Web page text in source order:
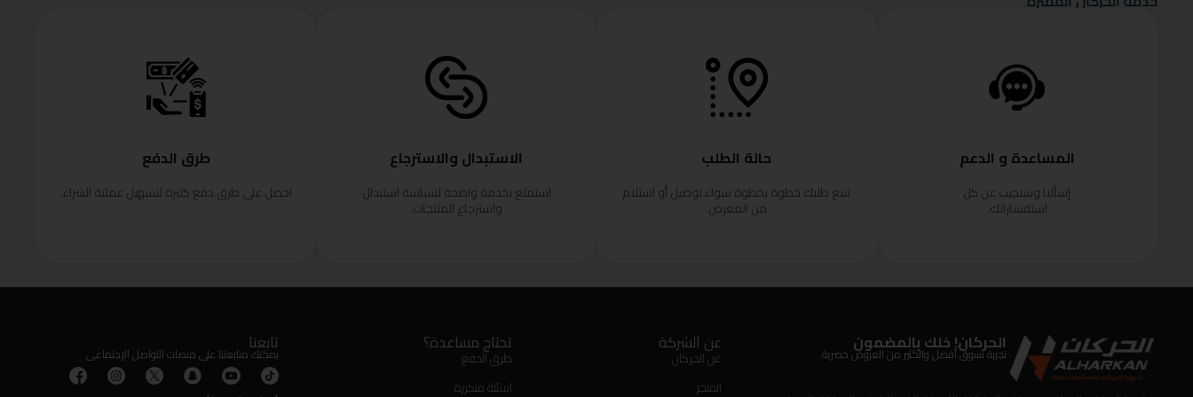
المساعدة و الدعم
إسألنا وسنجيب عن كل
استفساراتك.
حالة الطلب
تتبع طلبك خطوة بخطوة سواء توصيل أو استلام
من المعرض.
الاستبدال والاسترجاع
استمتع بخدمة واضحة لسياسة استبدال
واسترجاع المنتجات.
طرق الدفع
احصل على طرق دفع كثيرة لتسهيل عملية الشراء.
الحركان! خلك بالمضمون
تجربة تسوق أفضل والكثير من العروض حصرية. عن الشركة
عن الحركان
المتجر
تحتاج مساعدة؟
طرق الدفع
اسئلة متكررة
تابعنا
يمكنك متابعتنا على منصات التواصل الإجتماعى